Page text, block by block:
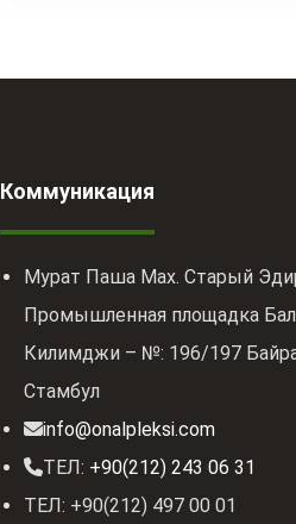
Коммуникация
Мурат Паша Мах. Старый
Промышленная площадка
Килимджи – №: 196/197
Стамбул
info@onalpleksi.com
ТЕЛ: +90(212) 243 06 31
ТЕЛ: +90(212) 497 00 01